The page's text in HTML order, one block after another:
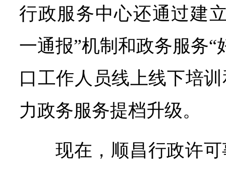
行政服务中心还通过建
一通报”机制和政务服务“
口工作人员线上线下培
力政务服务提档升级。
现在，顺昌行政许